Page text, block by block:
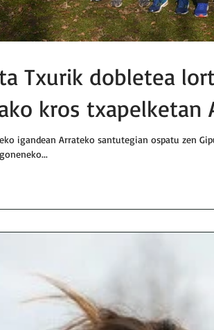
Txurik dobletea
kros txapelketan
igandean Arrateko santutegian ospatu zen